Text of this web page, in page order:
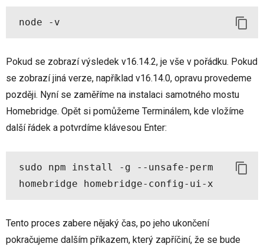
Pokud se zobrazí výsledek v16.14.2, je vše v pořádku. Pokud
se zobrazí jiná verze, například v16.14.0, opravu provedeme
později. Nyní se zaměříme na instalaci samotného mostu
Homebridge. Opět si pomůžeme Terminálem, kde vložíme
další řádek a potvrdíme klávesou Enter:
sudo npm install -g --unsafe-perm
homebridge homebridge-config-ui-x
Tento proces zabere nějaký čas, po jeho ukončení
pokračujeme dalším příkazem, který zapříčiní, že se bude